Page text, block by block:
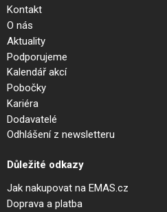
Kontakt
O nás
Aktuality
Podporujeme
Kalendář akcí
Pobočky
Kariéra
Dodavatelé
Odhlášení z newsletteru
Důležité odkazy
Jak nakupovat na EMAS.cz
Doprava a platba